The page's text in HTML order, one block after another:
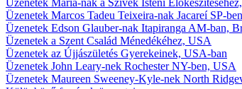
Üzenetek Marcos Tadeu Teixeira-nak Jacareí SP-
Üzenetek Edson Glauber-nak Itapiranga AM-ban,
Üzenetek a Szent Család Ménedékéhez, USA
Üzenetek az Újjászületés Gyerekeinek, USA-ban
Üzenetek John Leary-nek Rochester NY-ben, USA
Üzenetek Maureen Sweeney-Kyle-nek North